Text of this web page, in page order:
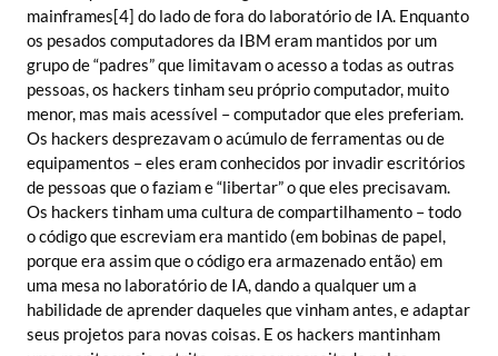
mainframes[4] do lado de fora do laboratório de IA. Enquanto
os pesados computadores da IBM eram mantidos por um
grupo de “padres” que limitavam o acesso a todas as outras
pessoas, os hackers tinham seu próprio computador, muito
menor, mas mais acessível – computador que eles preferiam.
Os hackers desprezavam o acúmulo de ferramentas ou de
equipamentos – eles eram conhecidos por invadir escritórios
de pessoas que o faziam e “libertar” o que eles precisavam.
Os hackers tinham uma cultura de compartilhamento – todo
o código que escreviam era mantido (em bobinas de papel,
porque era assim que o código era armazenado então) em
uma mesa no laboratório de IA, dando a qualquer um a
habilidade de aprender daqueles que vinham antes, e adaptar
seus projetos para novas coisas. E os hackers mantinham